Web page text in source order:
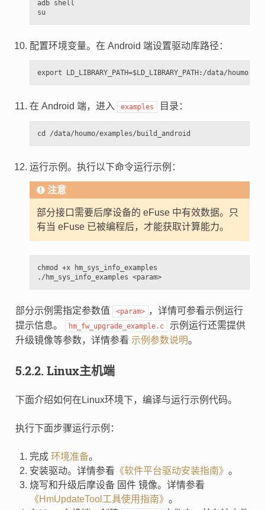
adb shell
su
配置环境变量。在 Android 端设置驱动库路径：
在 Android 端，进入 examples 目录：
运行示例。执行以下命令运行示例：
注意
部分接口需要后摩设备的 eFuse 中有效数据。只
有当 eFuse 已被编程后，才能获取计算能力。
chmod +x hm_sys_info_examples
./hm_sys_info_examples <param>
部分示例需指定参数值 <param> ，详情可参看示例运行
提示信息。
hm_fw_upgrade_example.c
示例运行还需提供
升级镜像等参数，详情参看 示例参数说明。
5.2.2. Linux主机端
下面介绍如何在Linux环境下，编译与运行示例代码。
执行下面步骤运行示例：
完成 环境准备。
安装驱动。详情参看 《软件平台驱动安装指南》 。
烧写和升级后摩设备 固件 镜像。详情参看
《HmUpdateTool工具使用指南》 。